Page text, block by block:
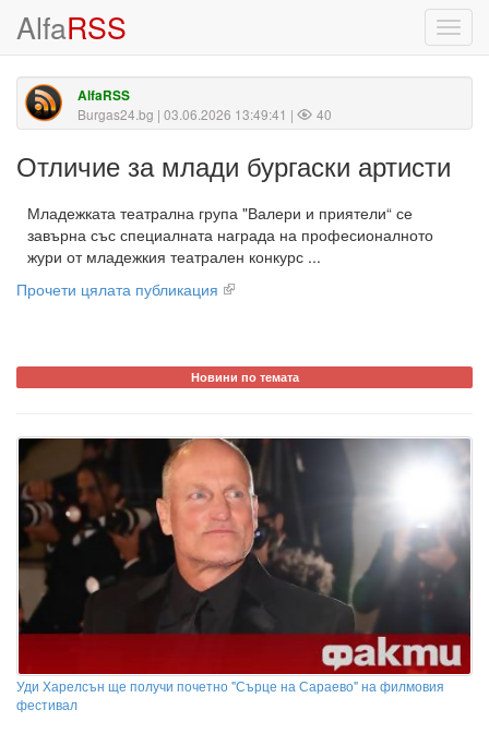
AlfaRSS
AlfaRSS
Burgas24.bg | 03.06.2026 13:49:41 | 40
Отличие за млади бургаски артисти
Младежката театрална група "Валери и приятели“ се
завърна със специалната награда на професионалното
жури от младежкия театрален конкурс ...
Прочети цялата публикация
Новини по темата
Уди Харелсън ще получи почетно "Сърце на Сараево" на филмовия
фестивал